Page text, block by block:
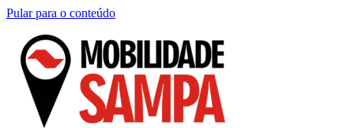
Pular para o conteúdo